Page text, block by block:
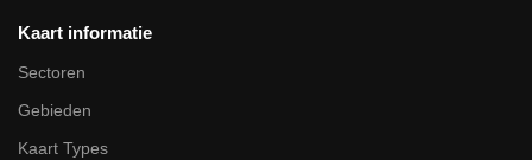
Kaart informatie
Sectoren
Gebieden
Kaart Types